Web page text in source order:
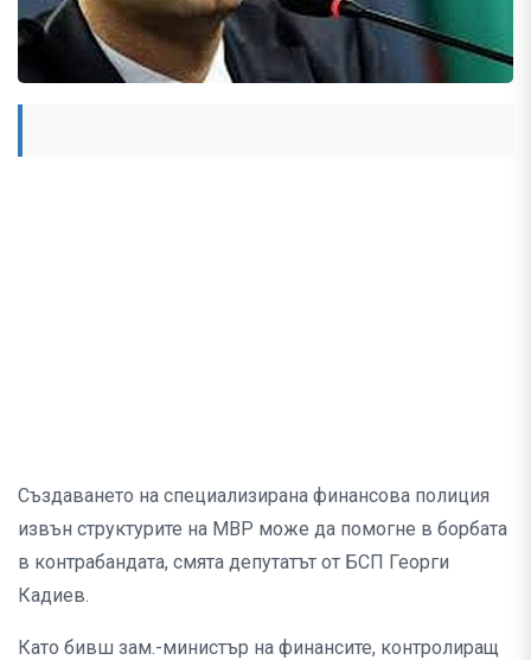
Създаването на специализирана финансова полиция
извън структурите на МВР може да помогне в борбата
в контрабандата, смята депутатът от БСП Георги
Кадиев.
Като бивш зам.-министър на финансите, контролиращ